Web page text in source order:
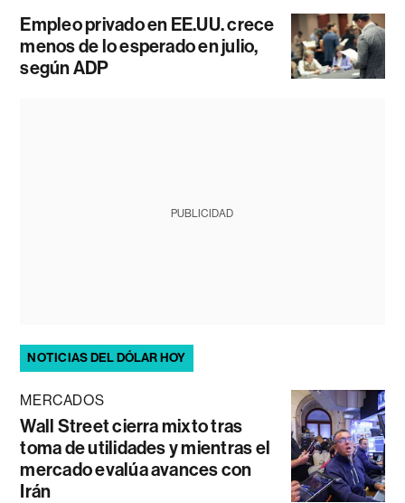
Empleo privado en EE.UU. crece
menos de lo esperado en julio,
según ADP
PUBLICIDAD
NOTICIAS DEL DÓLAR HOY
MERCADOS
Wall Street cierra mixto tras
toma de utilidades y mientras el
mercado evalúa avances con
Irán